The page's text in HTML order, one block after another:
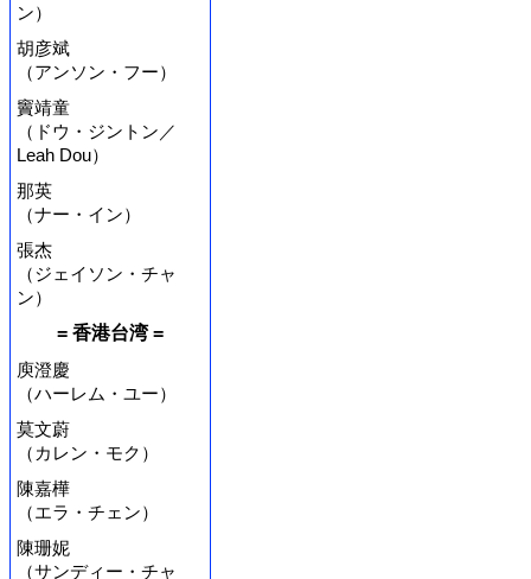
ン）
胡彦斌
（アンソン・フー）
竇靖童
（ドウ・ジントン／
Leah Dou）
那英
（ナー・イン）
張杰
（ジェイソン・チャ
ン）
= 香港台湾 =
庾澄慶
（ハーレム・ユー）
莫文蔚
（カレン・モク）
陳嘉樺
（エラ・チェン）
陳珊妮
（サンディー・チャ